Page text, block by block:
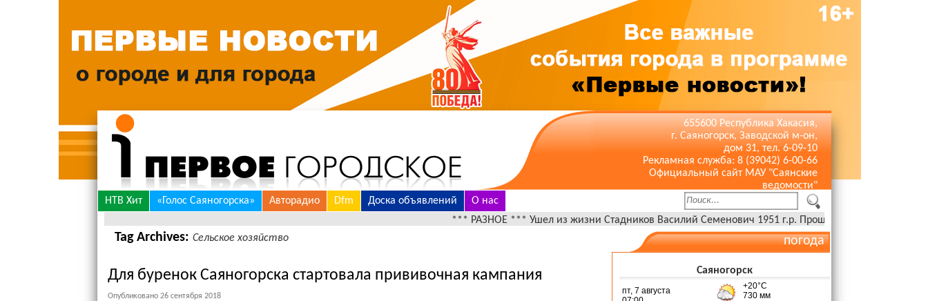
655600 Республика Хакасия,
г. Саяногорск, Заводской м-он,
дом 31, тел. 6-09-10
Рекламная служба: 8 (39042) 6-00-66
Официальный сайт МАУ "Саянские
ведомости"
Skip
content
НТВ Хит «Голос Саяногорска» Авторадио Dfm Доска объявлений
О нас
*** РАЗНОЕ *** Ушел из жизни Стадников Василий Семенович 1951 г.р. Прощание 06 августа с 10:00 до
Tag Archives: Сельское хозяйство
Для буренок Саяногорска стартовала прививочная кампания
Опубликовано26 сентября 2018
погода
Саяногорск